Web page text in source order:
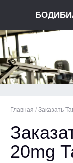
Главная / Заказать
20mg